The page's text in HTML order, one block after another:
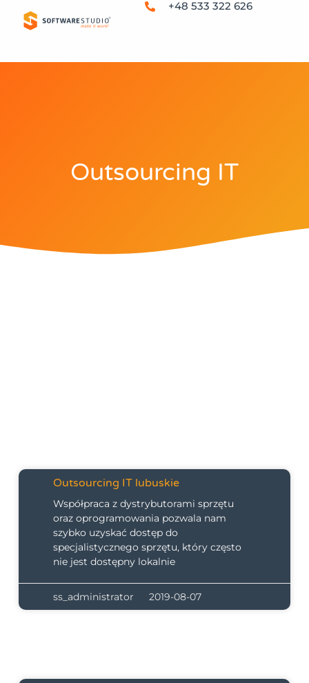
+48 533 322 626
Outsourcing IT
Outsourcing IT lubuskie
Współpraca z dystrybutorami sprzętu
oraz oprogramowania pozwala nam
szybko uzyskać dostęp do
specjalistycznego sprzętu, który często
nie jest dostępny lokalnie
ss_administrator 2019-08-07